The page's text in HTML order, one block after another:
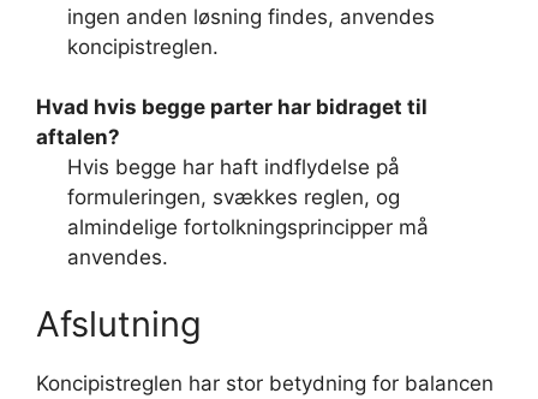
ingen anden løsning findes, anvendes
koncipistreglen.
Hvad hvis begge parter har bidraget til
aftalen?
Hvis begge har haft indflydelse på
formuleringen, svækkes reglen, og
almindelige fortolkningsprincipper må
anvendes.
Afslutning
Koncipistreglen har stor betydning for balancen